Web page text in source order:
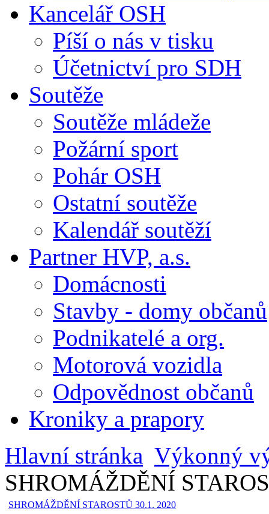
Kancelář OSH
Píší o nás v tisku
Účetnictví pro SDH
Soutěže
Soutěže mládeže
Požární sport
Pohár OSH
Ostatní soutěže
Kalendář soutěží
Partner HVP, a.s.
Domácnosti
Stavby - domy občanů
Podnikatelé a org.
Motorová vozidla
Odpovědnost občanů
Kroniky a prapory
Hlavní stránka Výkonný
SHROMÁŽDĚNÍ
SHROMÁŽDĚNÍ STAROSTŮ 30.1. 2020